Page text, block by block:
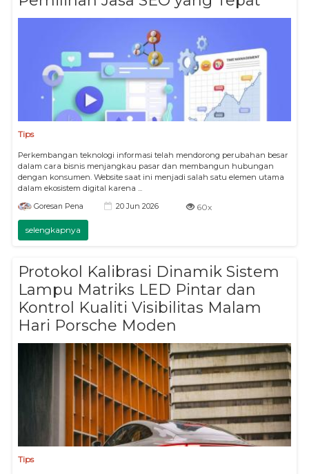
Tips
Perkembangan teknologi informasi telah mendorong perubahan besar
dalam cara bisnis menjangkau pasar dan membangun hubungan
dengan konsumen. Website saat ini menjadi salah satu elemen utama
dalam ekosistem digital karena ...
Goresan Pena 20 Jun 2026 60x
selengkapnya
Protokol Kalibrasi Dinamik Sistem
Lampu Matriks LED Pintar dan
Kontrol Kualiti Visibilitas Malam
Hari Porsche Moden
Tips